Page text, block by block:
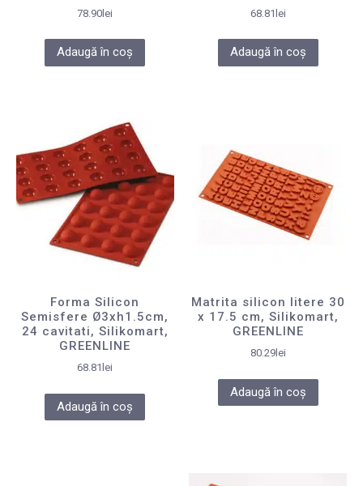
78.90lei
Adaugă în coș
68.81lei
Adaugă în coș
Forma Silicon
Semisfere Ø3xh1.5cm,
24 cavitati, Silikomart,
GREENLINE
68.81 lei
Adaugă în coș
Matrita silicon litere 30
x 17.5 cm, Silikomart,
GREENLINE
80.29lei
Adaugă în coș